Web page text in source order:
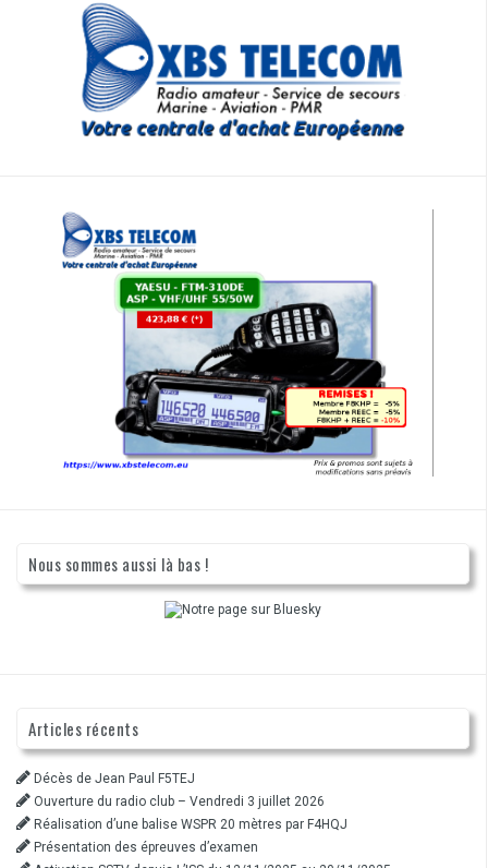
Nous sommes aussi là bas !
Articles récents
Décès de Jean Paul F5TEJ
Ouverture du radio club – Vendredi 3 juillet 2026
Réalisation d’une balise WSPR 20 mètres par F4HQJ
Présentation des épreuves d’examen